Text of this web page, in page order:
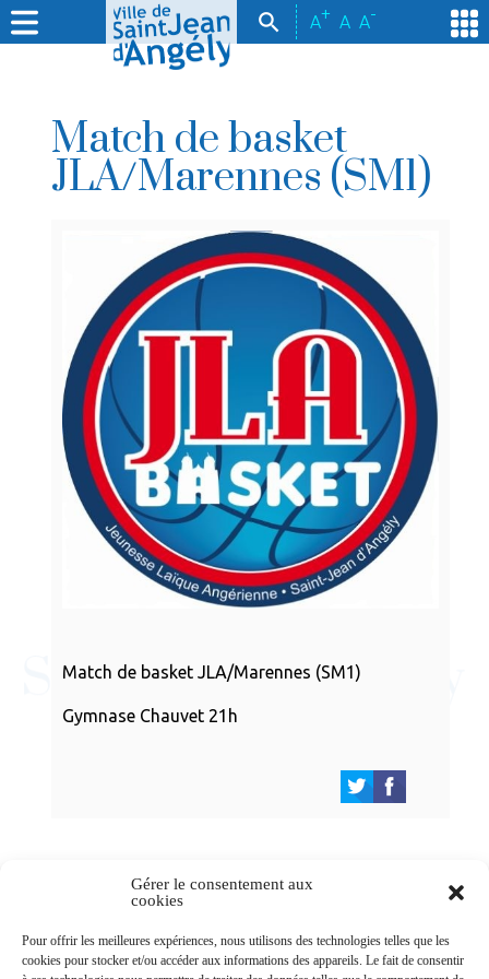
Gérer le consentement aux
cookies
Pour offrir les meilleures expériences, nous utilisons des technologies telles que les
cookies pour stocker et/ou accéder aux informations des appareils. Le fait de consentir
A+ A A-
Match de basket
JLA/Marennes (SM1)
Match de basket JLA/Marennes (SM1)
Gymnase Chauvet 21h
Newsletters